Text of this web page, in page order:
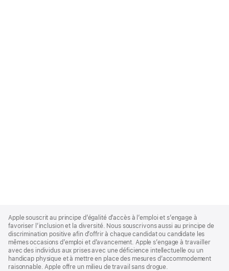
Footer
Apple souscrit au principe d’égalité d’accès à l’emploi et s’engage à
favoriser l’inclusion et la diversité. Nous souscrivons aussi au principe de
discrimination positive afin d’offrir à chaque candidat ou candidate les
mêmes occasions d’emploi et d’avancement. Apple s’engage à travailler
avec des individus aux prises avec une déficience intellectuelle ou un
handicap physique et à mettre en place des mesures d’accommodement
raisonnable. Apple offre un milieu de travail sans drogue.